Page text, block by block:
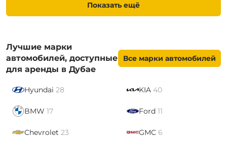
Показать ещё
Лучшие марки
автомобилей, доступные
для аренды в Дубае
Все марки автомобилей
Hyundai 28 KIA 40
BMW 17 Ford 11
Chevrolet 23 GMC 6